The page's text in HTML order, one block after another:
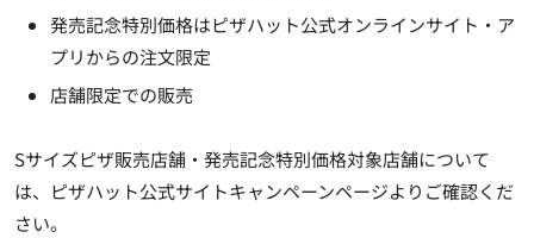
発売記念特別価格はピザハット公式オンラインサイト・ア
プリからの注文限定
店舗限定での販売
Sサイズピザ販売店舗・発売記念特別価格対象店舗について
は、ピザハット公式サイトキャンペーンページよりご確認くだ
さい。